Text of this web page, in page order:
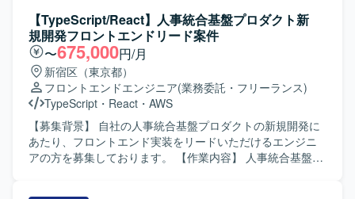
トエンドからバックエンドまで幅広い実装経験を積むこと
ができます。 デザイナーと密に連携しながら、コンテンツ
企画から実装まで一貫して関われるため、裁量を持ってサ
イト改善に貢献していただけます。 【開発環境】 HTML /
CSS / JavaScript / React / TypeScript を用いたフロントエ
ンド・バックエンド開発環境です。 WordPress をはじめと
した各種CMSを利用したサイト運用を行っております。 タ
スク管理にはSlackおよびGoogleスプレッドシートを使用し
ております。
React、バックエンドにSpring Bootを採用しており、一般
利用者による電子申請、職員による受付・審査、データ管
理等を一体的に実現するシステムの開発に携わっていただ
きます。 【求める人物像】 要件定義や設計といった上流工
程から主体的に関わり、自ら考えて課題整理や提案ができ
る方を求めています。関係者と円滑にコミュニケーション
を取りながら、チームで協調して開発を進められる方が望
ましいです。 【ポジションの魅力】 障害福祉分野の行政手
続を支えるシステム開発に携わることで、社会的意義の高
いプロジェクトに参画いただけます。要件定義から総合試
【TypeScript/React】人事統合基盤プロダクト新
規開発フロントエンドリード案件
〜675,000円/月
新宿区（東京都）
フロントエンドエンジニア(業務委託・フリーランス)
TypeScript ・ React ・ AWS
【募集背景】 自社の人事統合基盤プロダクトの新規開発に
あたり、フロントエンド実装をリードいただけるエンジニ
アの方を募集しております。 【作業内容】 人事統合基盤の